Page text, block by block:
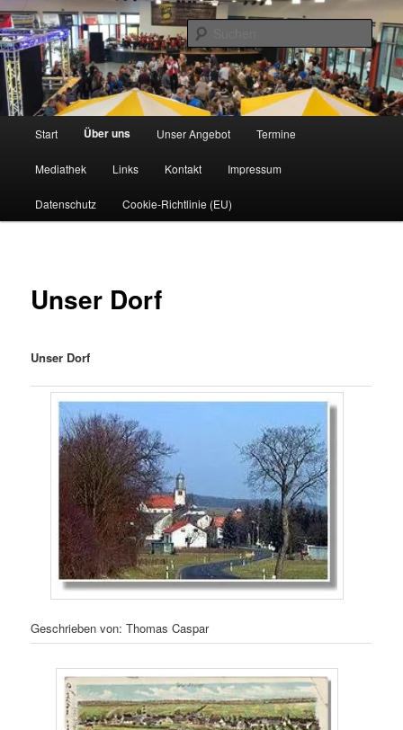
Zum
primären
Inhalt
springen1. Original Wallenröder Dicke Backe
Kapell'
www.owdbk.de
Start Über uns Unser Angebot Termine
Mediathek Links Kontakt Impressum
Datenschutz Cookie-Richtlinie (EU)
Unser Dorf
Unser Dorf
Geschrieben von: Thomas Caspar